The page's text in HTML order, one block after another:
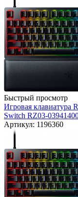
Быстрый просмотр
Игровая клавиатура
Switch RZ03-
Артикул: 1196360